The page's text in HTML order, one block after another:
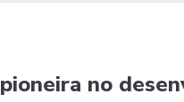
no